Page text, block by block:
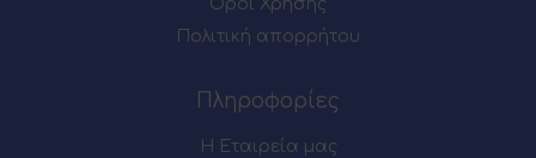
Όροι Χρήσης
Πολιτική απορρήτου
Πληροφορίες
Η Εταιρεία μας